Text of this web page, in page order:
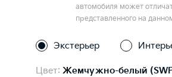
автомобиля может
представленного на
Экстерьер
Цвет: Жемчужно-белый